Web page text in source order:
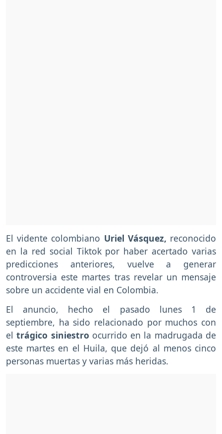
El vidente colombiano Uriel Vásquez, reconocido
en la red social Tiktok por haber acertado varias
predicciones anteriores, vuelve a generar
controversia este martes tras revelar un mensaje
sobre un accidente vial en Colombia.
El anuncio, hecho el pasado lunes 1 de
septiembre, ha sido relacionado por muchos con
eltrágico siniestro ocurrido en la madrugada de
este martes en el Huila, que dejó al menos cinco
personas muertas y varias más heridas.